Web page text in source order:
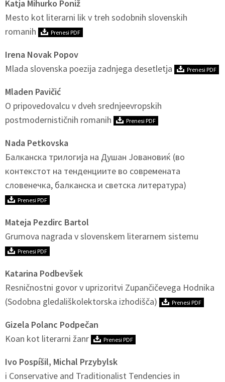
Katja Mihurko Poniž
Mesto kot literarni lik v treh sodobnih slovenskih
romanih
Prenesi PDF
Irena Novak Popov
Mlada slovenska poezija zadnjega desetletja
Prenesi PDF
Mladen Pavičić
O pripovedovalcu v dveh srednjeevropskih
postmodernističnih romanih
Prenesi PDF
Nada Petkovska
Балканска трилогија на Душан Јовановиќ (во
контекстот на тенденциите во современата
словенечка, балканска и светска литература)
Prenesi PDF
Mateja Pezdirc Bartol
Grumova nagrada v slovenskem literarnem sistemu
Prenesi PDF
Katarina Podbevšek
Resničnostni govor v uprizoritvi Zupančičevega Hodnika
(Sodobna gledališkolektorska izhodišča)
Prenesi PDF
Gizela Polanc Podpečan
Koan kot literarni žanr
Prenesi PDF
Ivo Pospíšil, Michal Przybylsk
i Conservative and Traditionalist Tendencies in